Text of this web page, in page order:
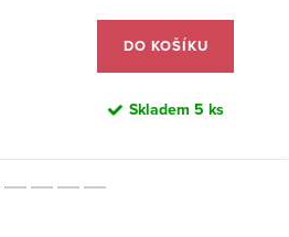
DO KOŠÍKU
Skladem 5 ks